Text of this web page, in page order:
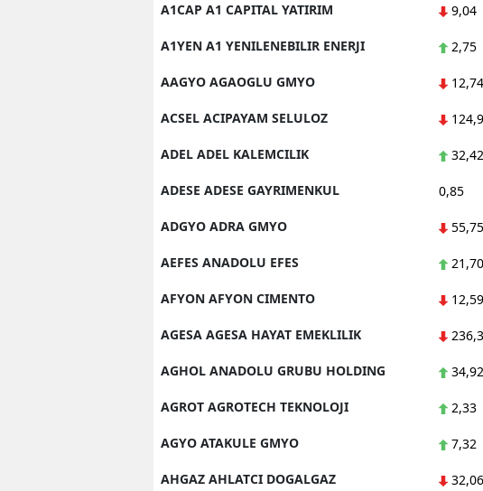
A1CAP A1 CAPITAL YATIRIM 9,04
A1YEN A1 YENILENEBILIR ENERJI 2,75
AAGYO AGAOGLU GMYO 12,74
ACSEL ACIPAYAM SELULOZ
ADEL ADEL KALEMCILIK 32,42
ADESE ADESE GAYRIMENKUL 0,85
ADGYO ADRA GMYO 55,75
AEFES ANADOLU EFES 21,70
AFYON AFYON CIMENTO 12,59
AGESA AGESA HAYAT EMEKLILIK
AGHOL ANADOLU GRUBU HOLDING 34,92
AGROT AGROTECH TEKNOLOJI 2,33
AGYO ATAKULE GMYO 7,32
AHGAZ AHLATCI DOGALGAZ 32,06